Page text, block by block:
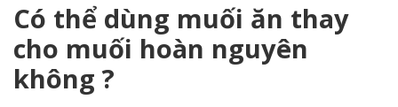
Có thể dùng muối ăn thay
cho muối hoàn nguyên
không ?